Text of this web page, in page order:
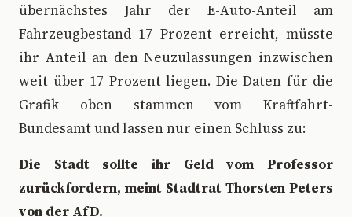
übernächstes Jahr der E-Auto-Anteil am
Fahrzeugbestand 17 Prozent erreicht, müsste
ihr Anteil an den Neuzulassungen inzwischen
weit über 17 Prozent liegen. Die Daten für die
Grafik oben stammen vom Kraftfahrt-
Bundesamt und lassen nur einen Schluss zu:
Die Stadt sollte ihr Geld vom Professor
zurückfordern, meint Stadtrat Thorsten Peters
von der AfD.